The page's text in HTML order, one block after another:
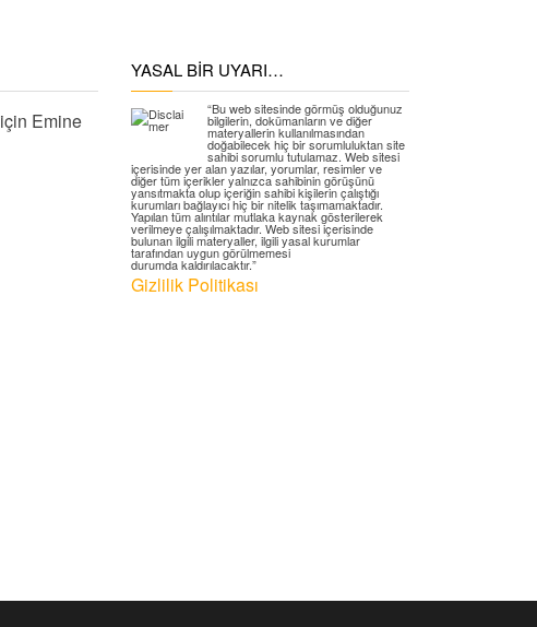
için Emine
YASAL BIR UYARI…
“Bu web sitesinde görmüş olduğunuz
bilgilerin, dokümanların ve diğer
materyallerin kullanılmasından
doğabilecek hiç bir sorumluluktan site
sahibi sorumlu tutulamaz. Web sitesi
içerisinde yer alan yazılar, yorumlar, resimler ve
diğer tüm içerikler yalnızca sahibinin görüşünü
yansıtmakta olup içeriğin sahibi kişilerin çalıştığı
kurumları bağlayıcı hiç bir nitelik taşımamaktadır.
Yapılan tüm alıntılar mutlaka kaynak gösterilerek
verilmeye çalışılmaktadır. Web sitesi içerisinde
bulunan ilgili materyaller, ilgili yasal kurumlar
tarafından uygun görülmemesi
durumda kaldırılacaktır.”
Gizlilik Politikası